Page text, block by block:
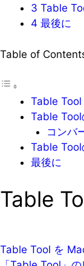
3 Table
4 最後に
Table of
Table Tool
Table Tool
コンバ
Table Tool
最後に
Table
Table Tool を